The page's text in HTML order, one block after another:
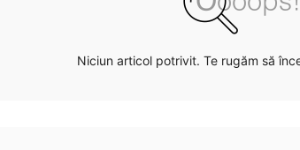
Niciun articol potrivit. Te rugăm să